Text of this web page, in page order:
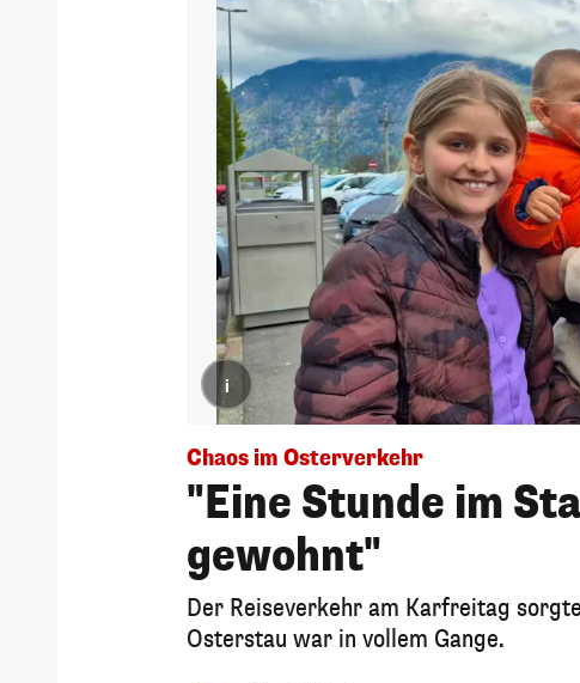
i
Chaos im Osterverkehr
"Eine Stunde im
gewohnt"
Der Reiseverkehr am Karfreitag
Osterstau war in vollem Gange.